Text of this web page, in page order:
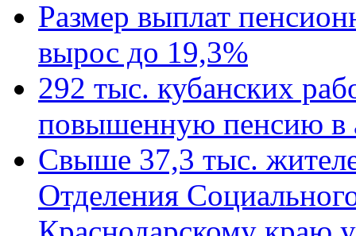
Размер выплат
вырос до 19,3%
292 тыс. кубанских
повышенную пенсию в
Свыше 37,3 тыс.
Отделения